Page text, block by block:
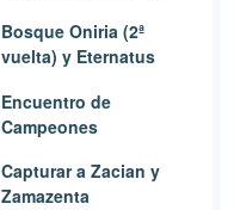
Bosque Oniria (2ª
vuelta) y Eternatus
Encuentro de
Campeones
Capturar a Zacian y
Zamazenta